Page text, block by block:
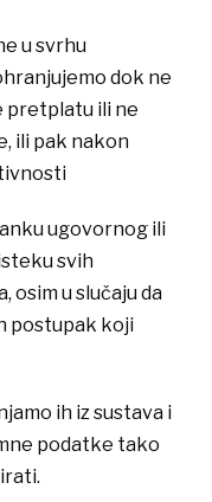
u svrhu
dok ne
pretplatu ili ne
ili pak nakon
ugovornog ili
svih
osim u slučaju da
postupak koji
ih iz sustava i
podatke tako